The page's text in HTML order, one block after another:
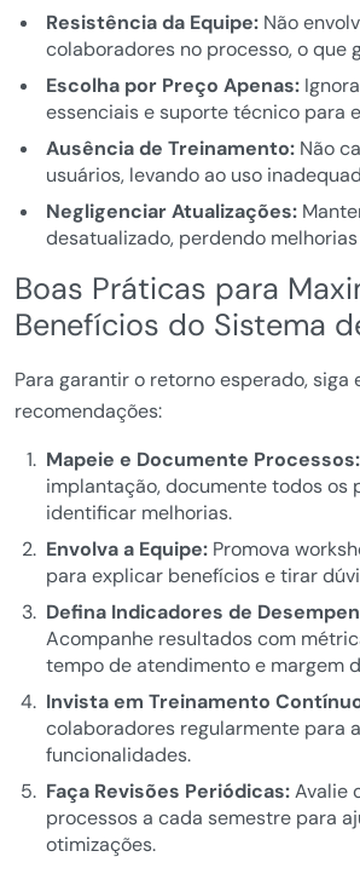
Resistência da Equipe:Não
colaboradores no processo, o que
Escolha por Preço Apenas:
essenciais e suporte técnico para
Ausência de Treinamento:Não
usuários, levando ao uso
Negligenciar Atualizações:
desatualizado, perdendo
Boas Práticas para
Benefícios do Sistema
Para garantir o retorno esperado, siga
recomendações:
Mapeie e Documente Processos:
implantação, documente todos os
identificar melhorias.
Envolva a Equipe:Promova
para explicar benefícios e tirar
Defina Indicadores de
Acompanhe resultados com
tempo de atendimento e margem
Invista em Treinamento
colaboradores regularmente para
funcionalidades.
Faça Revisões Periódicas:Avalie
processos a cada semestre para
otimizações.